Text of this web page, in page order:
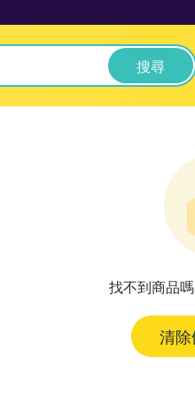
搜尋
找不到商品
清